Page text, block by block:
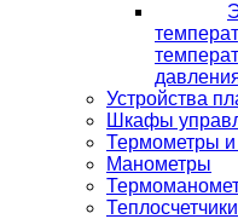
Устройства
Шкафы
Термометры
Манометры
Теплосчетчики